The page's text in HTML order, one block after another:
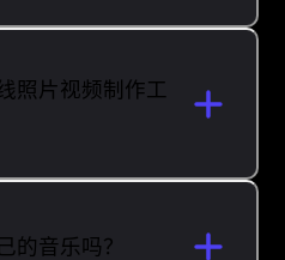
照片视频制作工
的音乐吗？